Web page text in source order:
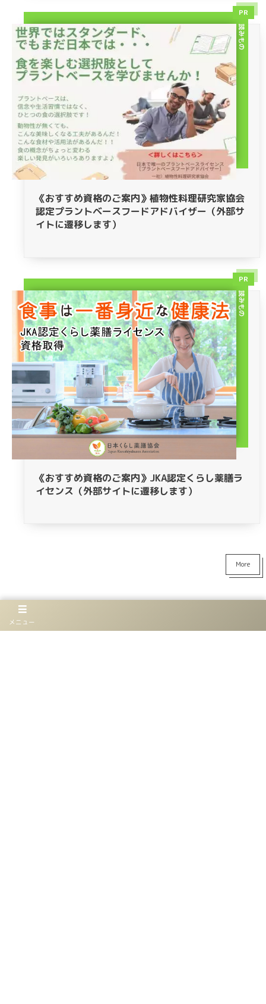
読みもの
《おすすめ資格のご案内》植物性料理研究家協会
認定プラントベースフードアドバイザー（外部サ
イトに遷移します）
PR
読みもの
《おすすめ資格のご案内》JKA認定くらし薬膳ラ
イセンス（外部サイトに遷移します）
PR
More
メニュー